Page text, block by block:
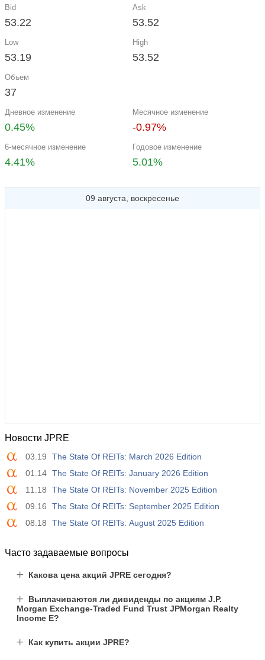
Bid
53.22
Ask
53.52
Low
53.19
High
53.52
Объем
37
Дневное изменение
0.45%
Месячное изменение
-0.97%
6-месячное изменение
4.41%
Годовое изменение
5.01%
09 августа, воскресенье
Новости JPRE
03.19
The State Of REITs: March 2026 Edition
01.14 The State Of REITs: January 2026 Edition
11.18
The State Of REITs: November 2025 Edition
09.16
The State Of REITs: September 2025 Edition
08.18
The State Of REITs: August 2025 Edition
Часто задаваемые вопросы
Какова цена акций JPRE сегодня?
Выплачиваются ли дивиденды по акциям J.P.
Morgan Exchange-Traded Fund Trust JPMorgan Realty
Income E?
Как купить акции JPRE?